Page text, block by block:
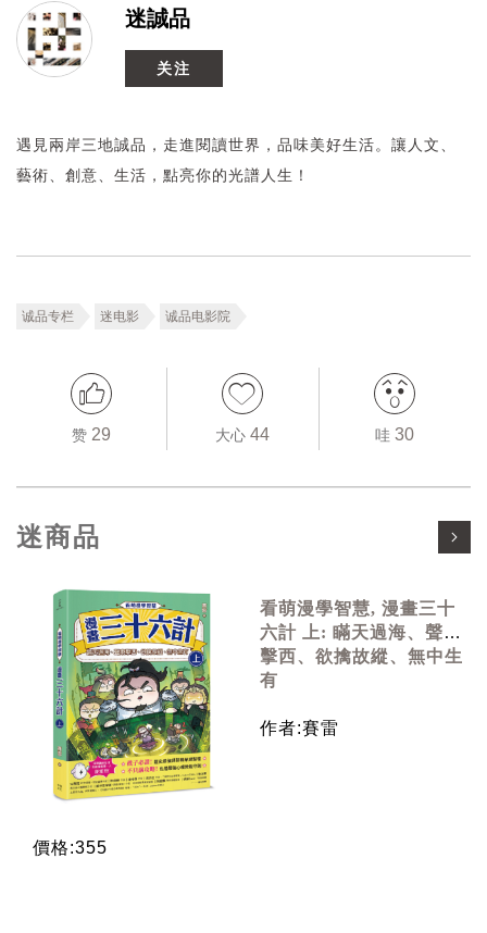
迷誠品
关注
遇見兩岸三地誠品，走進閱讀世界，品味美好生活。讓人文、
藝術、創意、生活，點亮你的光譜人生！
诚品专栏 迷电影 诚品电影院
赞 29 大心44 哇30
迷商品
看萌漫學智慧, 漫畫三十
六計 上: 瞞天過海、聲東
擊西、欲擒故縱、無中生
有
作者:賽雷
價格:355